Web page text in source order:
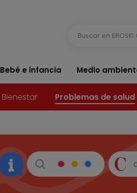
Bebé e infancia Medio
Bienestar Problemas de salud